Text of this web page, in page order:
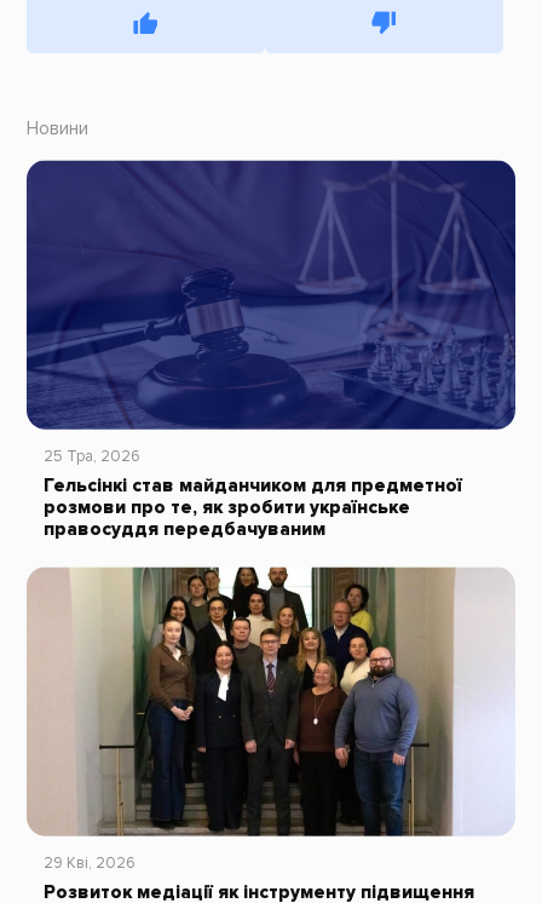
Новини
25 Тра, 2026
Гельсінкі став майданчиком для предметної
розмови про те, як зробити українське
правосуддя передбачуваним
29 Кві, 2026
Розвиток медіації як інструменту підвищення